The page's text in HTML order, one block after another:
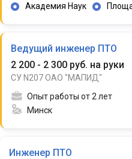
Академия Наук
Ведущий инженер ПТО
2 200 - 2 300 руб. на руки
СУ N207 ОАО "МАПИД"
Опыт работы от 2 лет
Минск
Инженер ПТО